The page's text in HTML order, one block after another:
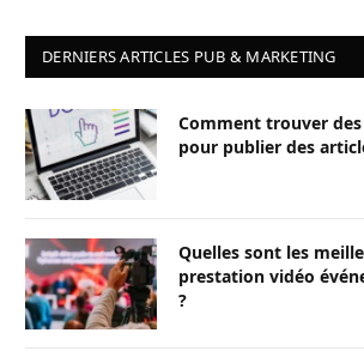
DERNIERS ARTICLES PUB & MARKETING
Comment trouver
pour publier des
Quelles sont les
prestation vidéo
?